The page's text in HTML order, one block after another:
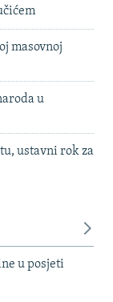
masovnoj
u
ustavni rok za
u posjeti